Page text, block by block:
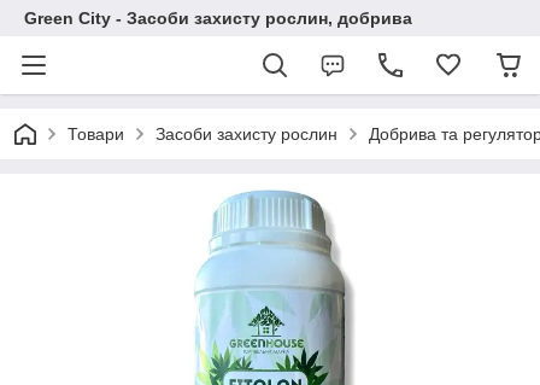
Green City - Засоби захисту рослин, добрива
Товари Засоби захисту рослин Добрива та